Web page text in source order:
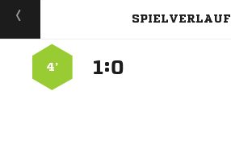
SPIELVERLAUF
:
4’